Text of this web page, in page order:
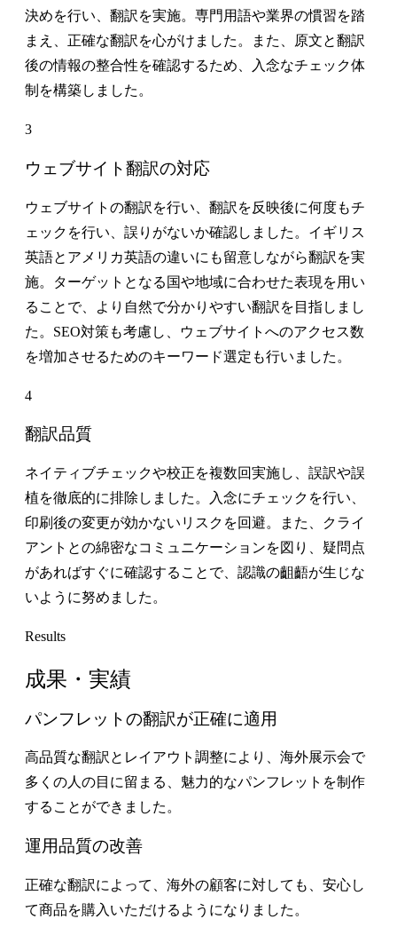
決めを行い、翻訳を実施。専門用語や業界の慣習を踏
まえ、正確な翻訳を心がけました。また、原文と翻訳
後の情報の整合性を確認するため、入念なチェック体
制を構築しました。
3
ウェブサイト翻訳の対応
ウェブサイトの翻訳を行い、翻訳を反映後に何度もチ
ェックを行い、誤りがないか確認しました。イギリス
英語とアメリカ英語の違いにも留意しながら翻訳を実
施。ターゲットとなる国や地域に合わせた表現を用い
ることで、より自然で分かりやすい翻訳を目指しまし
た。SEO対策も考慮し、ウェブサイトへのアクセス数
を増加させるためのキーワード選定も行いました。
4
翻訳品質
ネイティブチェックや校正を複数回実施し、誤訳や誤
植を徹底的に排除しました。入念にチェックを行い、
印刷後の変更が効かないリスクを回避。また、クライ
アントとの綿密なコミュニケーションを図り、疑問点
があればすぐに確認することで、認識の齟齬が生じな
いように努めました。
Results
成果・実績
パンフレットの翻訳が正確に適用
高品質な翻訳とレイアウト調整により、海外展示会で
多くの人の目に留まる、魅力的なパンフレットを制作
することができました。
運用品質の改善
正確な翻訳によって、海外の顧客に対しても、安心し
て商品を購入いただけるようになりました。